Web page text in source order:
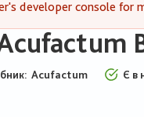
developer console for
Acufactum Є в